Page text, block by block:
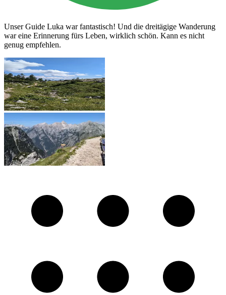
Unser Guide Luka war fantastisch! Und die dreitägige Wanderung
war eine Erinnerung fürs Leben, wirklich schön. Kann es nicht
genug empfehlen.